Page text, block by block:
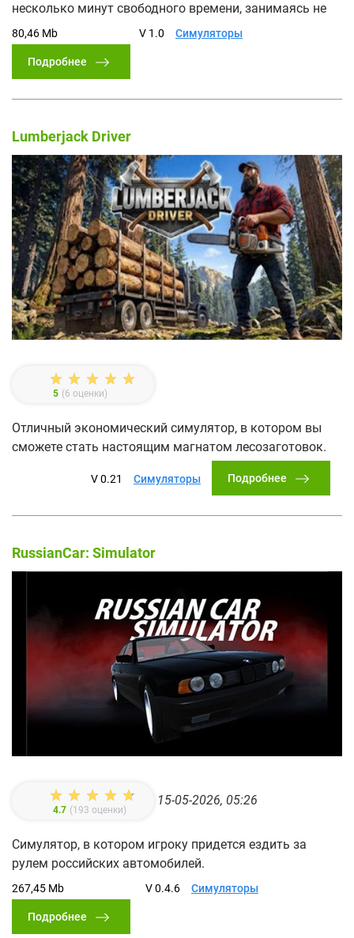
несколько минут свободного времени, занимаясь не
80,46 Mb V 1.0 Симуляторы
Подробнее
Lumberjack Driver
5 (6 оценки)
Отличный экономический симулятор, в котором вы
сможете стать настоящим магнатом лесозаготовок.
V 0.21 Симуляторы Подробнее
RussianCar: Simulator
4.7 (193 оценки)
15-05-2026, 05:26
Симулятор, в котором игроку придется ездить за
рулем российских автомобилей.
267,45 Mb V 0.4.6 Симуляторы
Подробнее